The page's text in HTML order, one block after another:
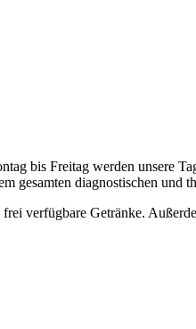
bis Freitag werden unsere
gesamten diagnostischen und
verfügbare Getränke.